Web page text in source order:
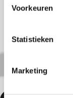
Voorkeuren
Statistieken
Marketing
u uit